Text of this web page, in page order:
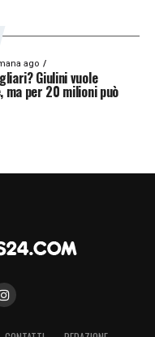
ago
Giulini vuole
per 20 milioni può